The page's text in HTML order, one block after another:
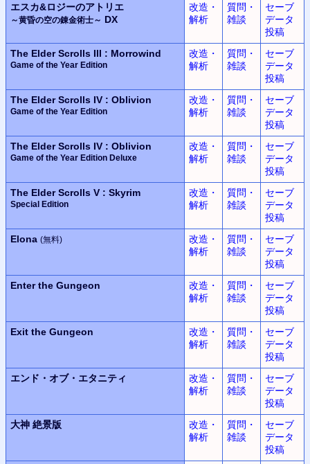
エスカ&ロジーのアトリエ
～黄昏の空の錬金術士～ DX
改造・
解析
質問・
雑談
セーブ
データ
投稿
The Elder Scrolls III : Morrowind
Game of the Year Edition
改造・
解析
質問・
雑談
セーブ
データ
投稿
The Elder Scrolls IV : Oblivion
Game of the Year Edition
改造・
解析
質問・
雑談
セーブ
データ
投稿
The Elder Scrolls IV : Oblivion
Game of the Year Edition Deluxe
改造・
解析
質問・
雑談
セーブ
データ
投稿
The Elder Scrolls V : Skyrim
Special Edition
改造・
解析
質問・
雑談
セーブ
データ
投稿
Elona (無料)
改造・
解析
質問・
雑談
セーブ
データ
投稿
Enter the Gungeon
改造・
解析
質問・
雑談
セーブ
データ
投稿
Exit the Gungeon
改造・
解析
質問・
雑談
セーブ
データ
投稿
エンド・オブ・エタニティ
改造・
解析
質問・
雑談
セーブ
データ
投稿
大神 絶景版
改造・
解析
質問・
雑談
セーブ
データ
投稿